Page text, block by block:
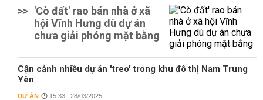
>> 'Cò đất' rao bán nhà ở xã
hội Vĩnh Hưng dù dự án
chưa giải phóng mặt bằng
Cận cảnh nhiều dự án 'treo' trong khu đô thị Nam Trung
Yên
DỰ ÁN 15:33 | 28/03/2025